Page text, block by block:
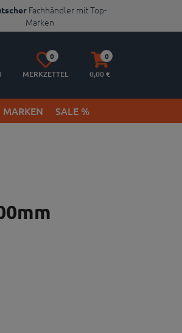
Fachhändler mit Top-
Marken
Merkzettel
aufklappen
0
MERKZETTEL
Warenkorb
aufklappen
0
0,00 €
MARKEN SALE %